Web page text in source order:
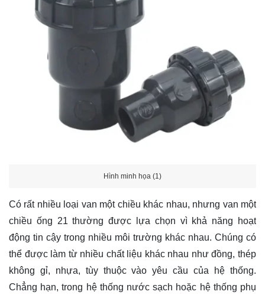
Hình minh họa (1)
Có rất nhiều loại van một chiều khác nhau, nhưng van một
chiều ống 21 thường được lựa chọn vì khả năng hoạt
động tin cậy trong nhiều môi trường khác nhau. Chúng có
thể được làm từ nhiều chất liệu khác nhau như đồng, thép
không gỉ, nhựa, tùy thuộc vào yêu cầu của hệ thống.
Chẳng hạn, trong hệ thống nước sạch hoặc hệ thống phụ